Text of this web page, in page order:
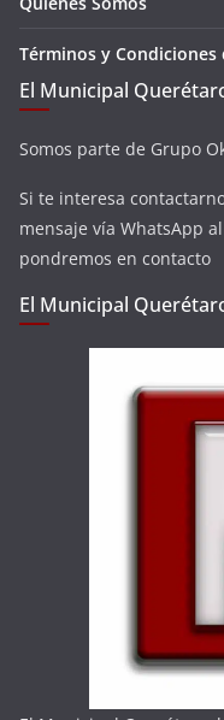
Términos y Condiciones
El Municipal
Somos parte de Grupo
Si te interesa
mensaje vía WhatsApp
pondremos en contacto
El Municipal